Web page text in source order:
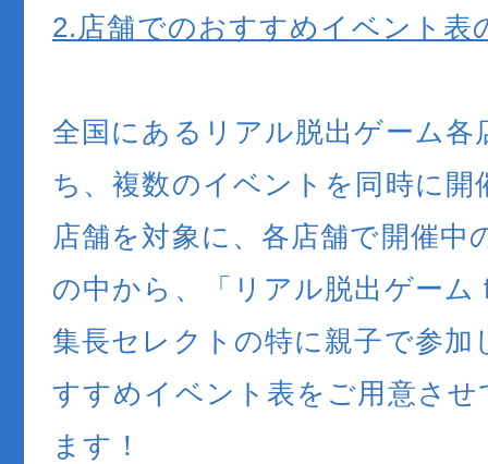
2.店舗でのおすすめイベント表
全国にあるリアル脱出ゲーム各
ち、複数のイベントを同時に開
店舗を対象に、各店舗で開催中
の中から、「リアル脱出ゲーム
集長セレクトの特に親子で参加
すすめイベント表をご用意さ
ます！